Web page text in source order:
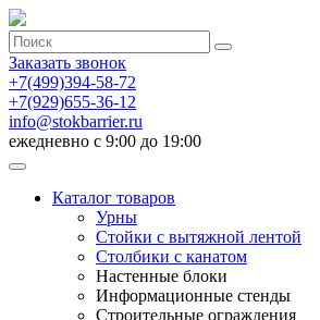
Заказать звонок
+7(499)394-58-72
+7(929)655-36-12
info@stokbarrier.ru
ежедневно с 9:00 до 19:00
Каталог товаров
Урны
Стойки с вытяжной лентой
Столбики с канатом
Настенные блоки
Информационные стенды
Строительные ограждения